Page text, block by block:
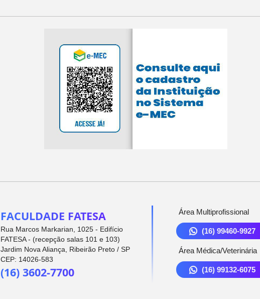
FACULDADE FATESA
Rua Marcos Markarian, 1025 - Edifício
FATESA - (recepção salas 101 e 103)
Jardim Nova Aliança, Ribeirão Preto / SP
CEP: 14026-583
(16) 3602-7700
Área Multiprofissional
(16) 99460-9927
Área Médica/Veterinária
(16) 99132-6075